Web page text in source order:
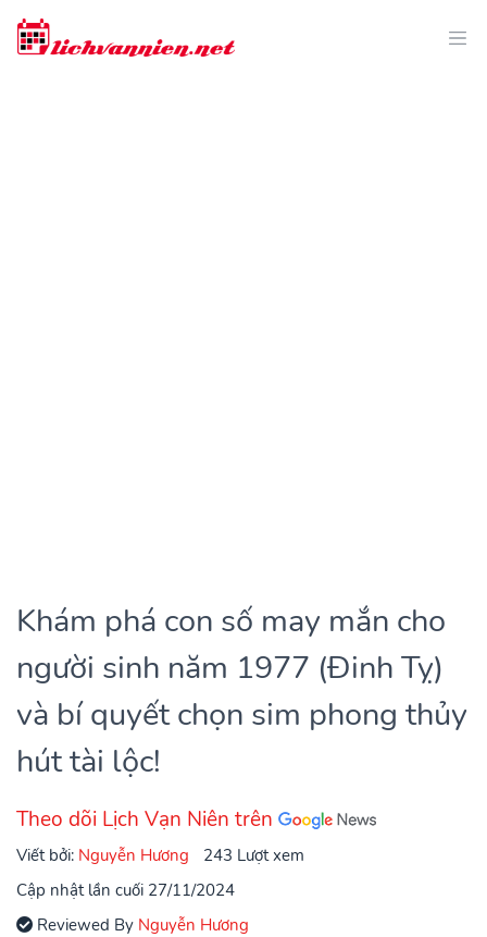
Khám phá con số may mắn cho
người sinh năm 1977 (Đinh Tỵ)
và bí quyết chọn sim phong thủy
hút tài lộc!
Theo dõi Lịch Vạn Niên trên
Viết bởi: Nguyễn Hương
243 Lượt xem
Cập nhật lần cuối 27/11/2024
Reviewed By Nguyễn Hương